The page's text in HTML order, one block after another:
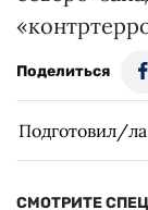
Поделиться
Подготовил/
СМОТРИТЕ